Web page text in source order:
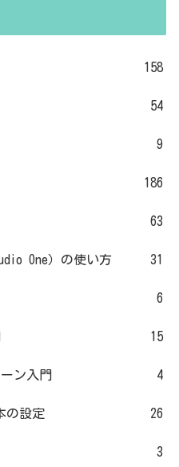
158
54
9
186
63
One）の使い方 31
6
15
ン入門 4
の設定 26
3